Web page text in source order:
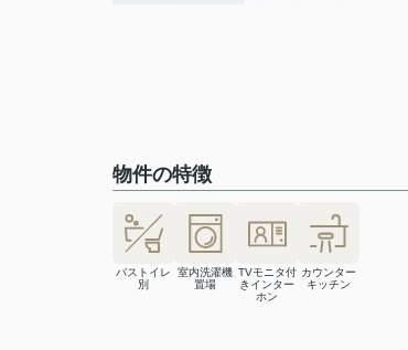
物件の特徴
バストイレ
別
室内洗濯機
置場
TVモニタ付
きインター
ホン
カウンター
キッチン